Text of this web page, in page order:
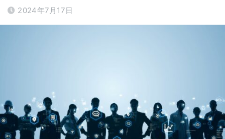
2024年7月17日